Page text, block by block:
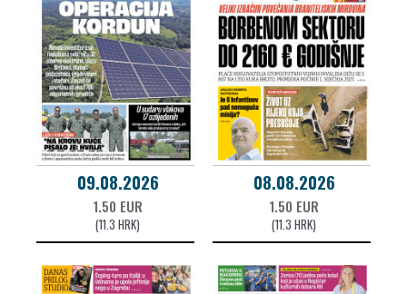
09.08.2026
1.50 EUR
(11.3 HRK)
08.08.2026
1.50 EUR
(11.3 HRK)